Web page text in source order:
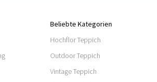
Beliebte Kategorien
Hochflor Teppich
Outdoor Teppich
Vintage Teppich